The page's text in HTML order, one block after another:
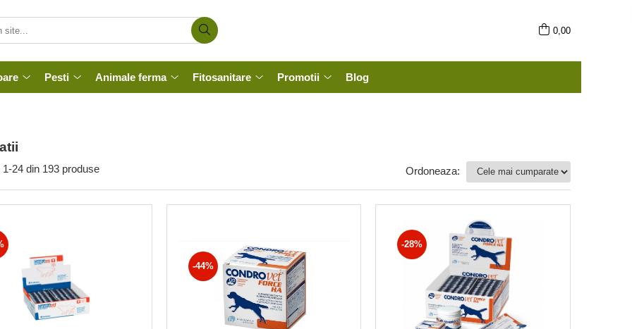
0,00
Pesti Animale ferma Fitosanitare Promotii Blog
1-24 din 193 produse Ordoneaza:
-44%
-28%